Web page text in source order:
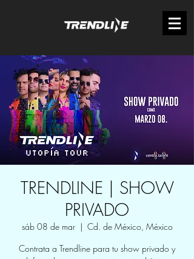
TRENDLINE | SHOW
PRIVADO
sáb 08 de mar
  |
Cd. de México, México
Contrata a Trendline para tu show privado y